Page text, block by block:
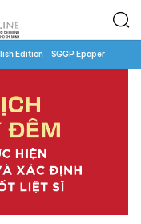
Edition SGGP Epaper